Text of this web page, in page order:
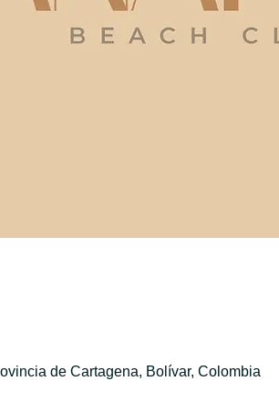
de Cartagena, Bolívar, Colombia